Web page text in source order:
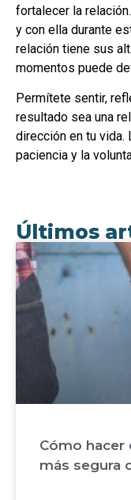
fortalecer la
y con ella durante
relación tiene sus
momentos puede
Permítete sentir,
resultado sea una
dirección en tu vida.
paciencia y la
Últimos
Cómo hacer
más segura